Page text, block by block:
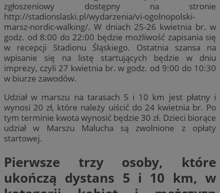
zgłoszeniowy dostępny na stronie
http://stadionslaski.pl/wydarzenia/vi-ogolnopolski-
marsz-nordic-walking/. W dniach 25-26 kwietnia br. w
godz. od 8:00 do 22:00 będzie możliwość zapisania się
w recepcji Stadionu Śląskiego. Ostatnia szansa na
wpisanie się na listę startujących będzie w dniu
imprezy, czyli 27 kwietnia br. w godz. od 9:00 do 10:30
w biurze zawodów.
Udział w marszu na tarasach 5 i 10 km jest płatny i
wynosi 20 zł, które należy uiścić do 24 kwietnia br. Po
tym terminie kwota wynosić będzie 30 zł. Dzieci biorące
udział w Marszu Malucha są zwolnione z opłaty
startowej.
Pierwsze trzy osoby, które
ukończą dystans 5 i 10 km, w